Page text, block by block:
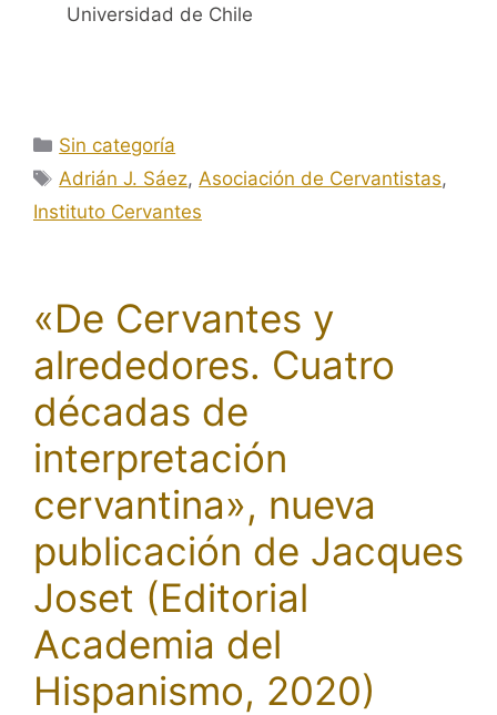
Universidad de Chile
Categorías
Sin categoría
Etiquetas
Adrián J. Sáez, Asociación de Cervantistas,
Instituto Cervantes
«De Cervantes y
alrededores. Cuatro
décadas de
interpretación
cervantina», nueva
publicación de Jacques
Joset (Editorial
Academia del
Hispanismo, 2020)